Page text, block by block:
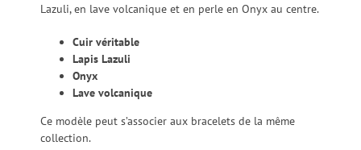
Lazuli, en lave volcanique et en perle en Onyx au centre.
Cuir véritable
Lapis Lazuli
Onyx
Lave volcanique
Ce modèle peut s’associer aux bracelets de la même
collection.